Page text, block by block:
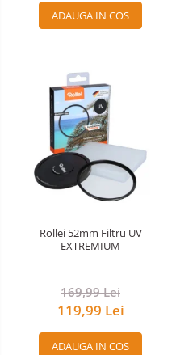
ADAUGA IN COS
Rollei 52mm Filtru UV
EXTREMIUM
169,99 Lei
119,99 Lei
ADAUGA IN COS